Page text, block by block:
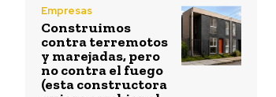
Empresas
Construimos
contra terremotos
y marejadas, pero
no contra el fuego
(esta constructora